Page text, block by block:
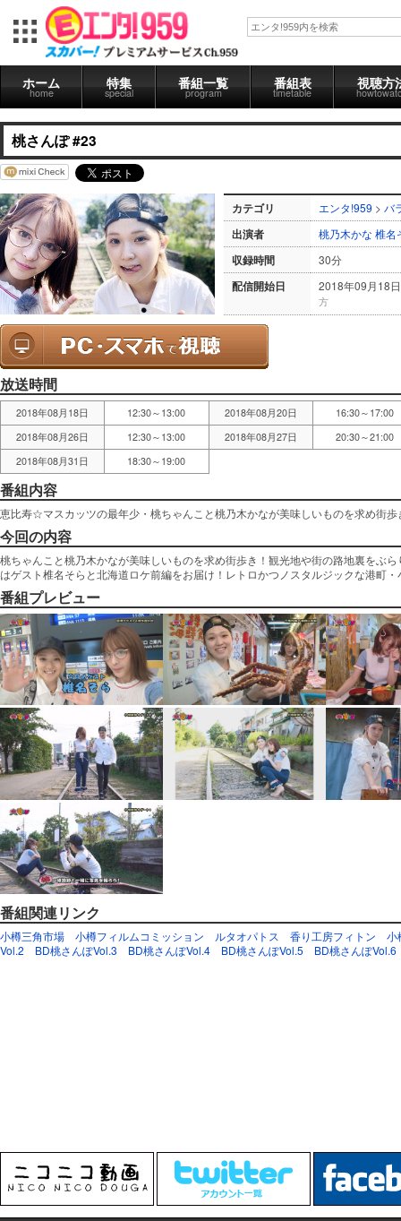
ホーム
home
特集
special
番組一覧
program
番組表
timetable
視聴方
桃さんぽ #23
カテゴリ エンタ!959 > バ
出演者 桃乃木かな 椎名
収録時間 30分
配信開始日 2018年09月18日
方
放送時間
2018年08月18日 12:30～13:00 2018年08月20日
16:30～17:00
2018年08月26日
12:30～13:00 2018年08月27日
20:30～21:00
2018年08月31日
18:30～19:00
番組内容
恵比寿☆マスカッツの最年少・桃ちゃんこと桃乃木かなが美味しいものを求め街歩
今回の内容
桃ちゃんこと桃乃木かなが美味しいものを求め街歩き！観光地や街の路地裏をぶ
はゲスト椎名そらと北海道ロケ前編をお届け！レトロかつノスタルジックな港町
番組プレビュー
番組関連リンク
小樽三角市場 小樽フィルムコミッション ルタオパトス 香り工房フィトン
小
Vol.2
BD桃さんぽVol.3 BD桃さんぽVol.4 BD桃さんぽVol.5 BD桃さんぽVol.6